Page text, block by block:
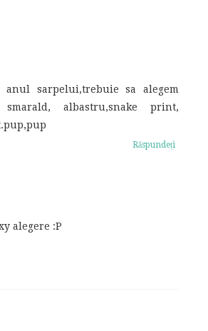
sarpelui,trebuie sa alegem
albastru,snake print,
Răspundeți
alegere :P